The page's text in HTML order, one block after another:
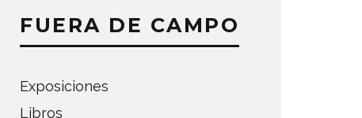
FUERA DE CAMPO
Exposiciones
Libros